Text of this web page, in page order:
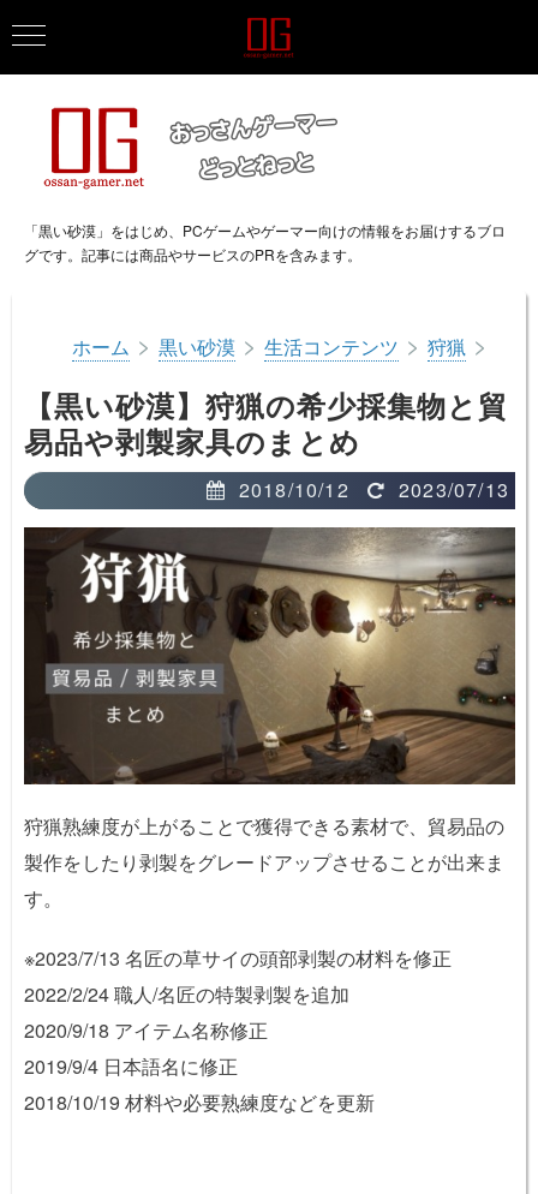
「黒い砂漠」をはじめ、PCゲームやゲーマー向けの情報をお届けするブロ
グです。記事には商品やサービスのPRを含みます。
ホーム > 黒い砂漠 > 生活コンテンツ > 狩猟 >
【黒い砂漠】狩猟の希少採集物と貿
易品や剥製家具のまとめ
2018/10/12 2023/07/13
狩猟熟練度が上がることで獲得できる素材で、貿易品の
製作をしたり剥製をグレードアップさせることが出来ま
す。
※2023/7/13 名匠の草サイの頭部剥製の材料を修正
2022/2/24 職人/名匠の特製剥製を追加
2020/9/18 アイテム名称修正
2019/9/4 日本語名に修正
2018/10/19 材料や必要熟練度などを更新